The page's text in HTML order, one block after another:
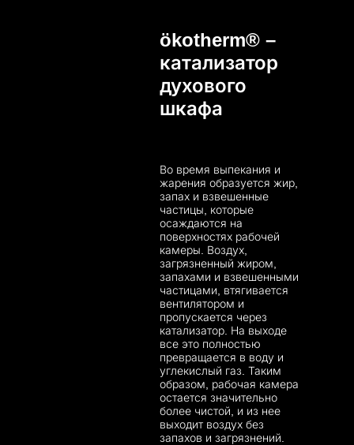
ökotherm® –
катализатор
духового
шкафа
Во время выпекания и
жарения образуется жир,
запах и взвешенные
частицы, которые
осаждаются на
поверхностях рабочей
камеры. Воздух,
загрязненный жиром,
запахами и взвешенными
частицами, втягивается
вентилятором и
пропускается через
катализатор. На выходе
все это полностью
превращается в воду и
углекислый газ. Таким
образом, рабочая камера
остается значительно
более чистой, и из нее
выходит воздух без
запахов и загрязнений.